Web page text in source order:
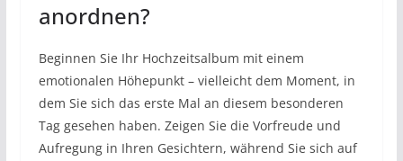
anordnen?
Beginnen Sie Ihr Hochzeitsalbum mit einem
emotionalen Höhepunkt – vielleicht dem Moment, in
dem Sie sich das erste Mal an diesem besonderen
Tag gesehen haben. Zeigen Sie die Vorfreude und
Aufregung in Ihren Gesichtern, während Sie sich auf